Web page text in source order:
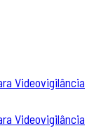
Videovigilância
Videovigilância